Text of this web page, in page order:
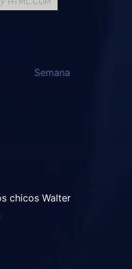
Semana
chicos Walter